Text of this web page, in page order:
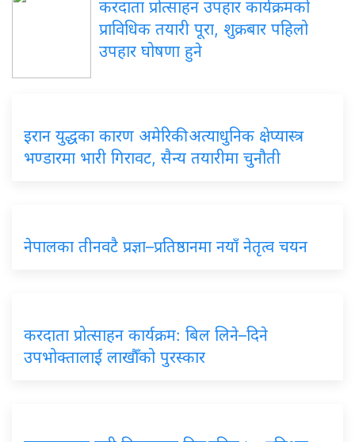
करदाता प्रोत्साहन उपहार कार्यक्रमको
प्राविधिक तयारी पूरा, शुक्रबार पहिलो
उपहार घोषणा हुने
इरान युद्धका कारण अमेरिकी अत्याधुनिक क्षेप्यास्त्र
भण्डारमा भारी गिरावट, सैन्य तयारीमा चुनौती
नेपालका तीनवटै प्रज्ञा–प्रतिष्ठानमा नयाँ नेतृत्व चयन
करदाता प्रोत्साहन कार्यक्रम: बिल लिने–दिने
उपभोक्तालाई लाखौँको पुरस्कार